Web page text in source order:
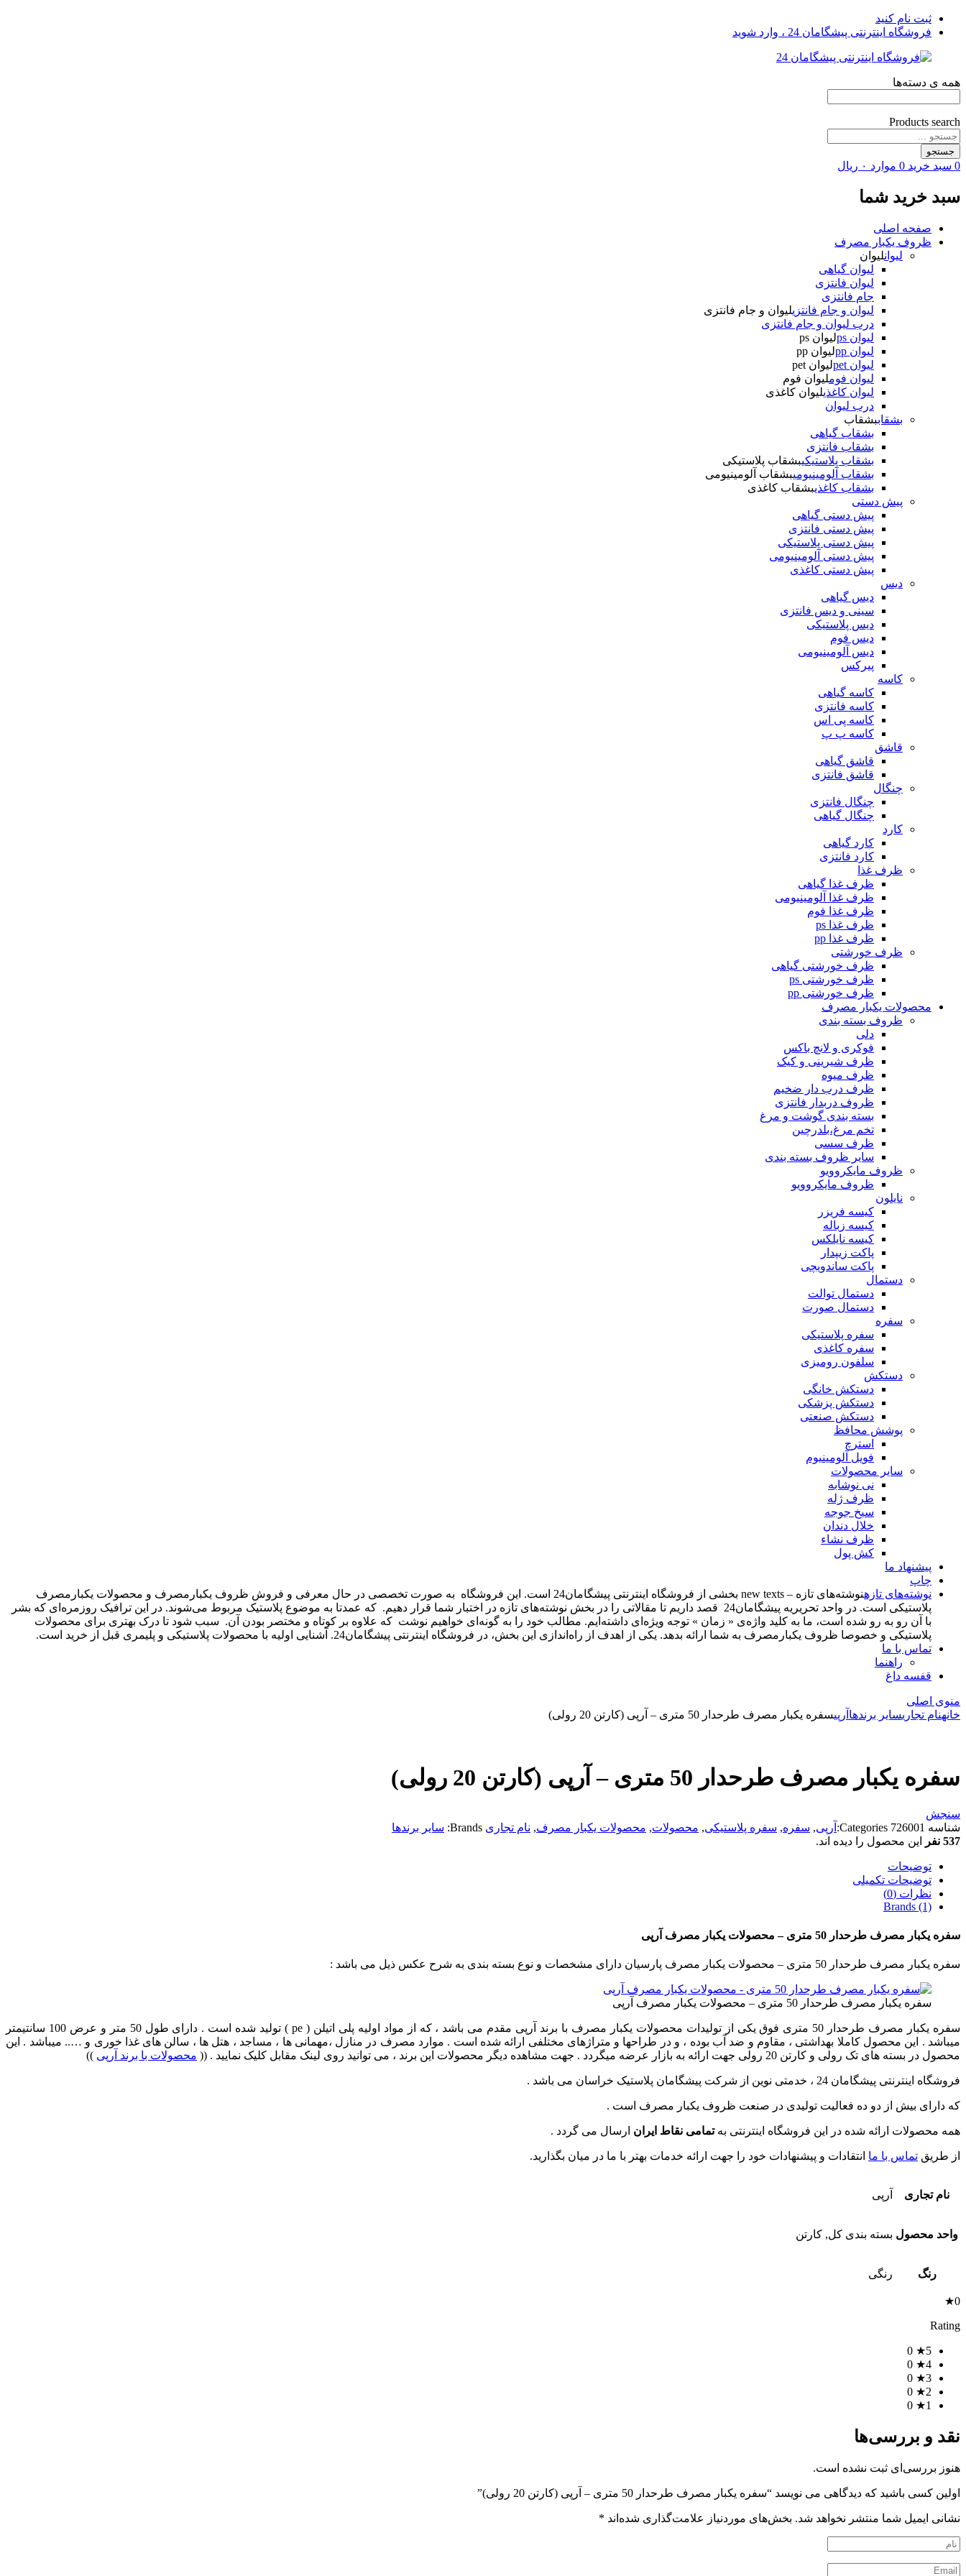
ثبت نام کنید
فروشگاه اینترنتی پیشگامان 24 ، وارد شوید
همه ی دسته‌ها
Products search
جستجو
0 سبد خرید 0 موارد ۰ ریال
سبد خرید شما
صفحه اصلی
ظروف یکبار مصرف
لیوانلیوان
لیوان گیاهی
لیوان فانتزی
جام فانتزی
لیوان و جام فانتزیلیوان و جام فانتزی
درب لیوان و جام فانتزی
لیوان ps
لیوان ps
لیوان pp
لیوان pp
لیوان pet
لیوان pet
لیوان فوملیوان فوم
لیوان کاغذیلیوان کاغذی
درب لیوان
بشقاببشقاب
بشقاب گیاهی
بشقاب فانتزی
بشقاب پلاستیکیبشقاب پلاستیکی
بشقاب آلومینیومیبشقاب آلومینیومی
بشقاب کاغذیبشقاب کاغذی
پیش دستی
پیش دستی گیاهی
پیش دستی فانتزی
پیش دستی پلاستیکی
پیش دستی آلومینیومی
پیش دستی کاغذی
دیس
دیس گیاهی
سینی و دیس فانتزی
دیس پلاستیکی
دیس فوم
دیس آلومینیومی
پیرکس
کاسه
کاسه گیاهی
کاسه فانتزی
کاسه پی اس
کاسه پ پ
قاشق
قاشق گیاهی
قاشق فانتزی
چنگال
چنگال فانتزی
چنگال گیاهی
کارد
کارد گیاهی
کارد فانتزی
ظرف غذا
ظرف غذا گیاهی
ظرف غذا آلومینیومی
ظرف غذا فوم
ظرف غذا ps
ظرف غذا pp
ظرف خورشتی
ظرف خورشتی گیاهی
ظرف خورشتی ps
ظرف خورشتی pp
محصولات یکبار مصرف
ظروف بسته بندی
دلی
فوکری و لانچ باکس
ظرف شیرینی و کیک
ظرف میوه
ظرف درب دار ضخیم
ظروف دربدار فانتزی
بسته بندی گوشت و مرغ
تخم مرغ،بلدرچین
ظرف سسی
سایر ظروف بسته بندی
ظروف مایکروویو
ظروف مایکروویو
نایلون
کیسه فریزر
کیسه زباله
کیسه نایلکس
پاکت زیپدار
پاکت ساندویچی
دستمال
دستمال توالت
دستمال صورت
سفره
سفره پلاستیکی
سفره کاغذی
سلفون رومیزی
دستکش
دستکش خانگی
دستکش پزشکی
دستکش صنعتی
پوشش محافظ
استرچ
فویل آلومینیوم
سایر محصولات
نی نوشابه
ظرف ژله
سیخ جوجه
خلال دندان
ظرف نشاء
کش پول
پیشنهاد ما
چاپ
نوشته‌های تازه
نوشته‌های تازه – new texts بخشی از فروشگاه اینترنتی پیشگامان24 است. این فروشگاه به صورت تخصصی در حال معرفی و فروش ظروف یکبارمصرف و محصولات یکبارمصرف
پلاستیکی است. در واحد تحریریه پیشگامان24 قصد داریم تا مقالاتی را در بخش نوشته‌های تازه در اختبار شما قرار دهیم. که عمدتا به موضوع پلاستیک مربوط می‌شوند. در این ترافیک روزمره‌ای که بشر
با آن رو به رو شده است، ما به کلید واژه‌ی « زمان » توجه ویژه‌ای داشته‌ایم. مطالب خود را به گونه‌ای خواهیم نوشت که علاوه بر کوتاه و مختصر بودن آن. سبب شود تا درک بهتری برای محصولات
پلاستیکی و خصوصا ظروف یکبارمصرف به شما ارائه بدهد. یکی از اهدف از راه‌اندازی این بخش، در فروشگاه اینترنتی پیشگامان24. آشنایی اولیه با محصولات پلاستیکی و پلیمری قبل از خرید است.
تماس با ما
راهنما
قفسه داغ
منوی اصلی
خانهنام تجاریسایر برندها آرپیسفره یکبار مصرف طرحدار 50 متری – آرپی (کارتن 20 رولی)
سفره یکبار مصرف طرحدار 50 متری – آرپی (کارتن 20 رولی)
سنجش
شناسه 726001
Categories: آرپی, سفره, سفره پلاستیکی, محصولات, محصولات یکبار مصرف, نام تجاری Brands: سایر برندها
537 نفر
این محصول را دیده اند.
توضیحات
توضیحات تکمیلی
نظرات (0)
Brands (1)
سفره یکبار مصرف طرحدار 50 متری – محصولات یکبار مصرف آرپی
سفره یکبار مصرف طرحدار 50 متری – محصولات یکبار مصرف پارسیان دارای مشخصات و نوع بسته بندی به شرح عکس ذیل می باشد :
سفره یکبار مصرف طرحدار 50 متری – محصولات یکبار مصرف آرپی
سفره یکبار مصرف طرحدار 50 متری فوق یکی از تولیدات محصولات یکبار مصرف با برند آرپی مقدم می باشد ، که از مواد اولیه پلی اتیلن ( pe ) تولید شده است . دارای طول 50 متر و عرض 100 سانتیمتر
میباشد . این محصول کاملا بهداشتی ، مقاوم و ضد آب بوده ، و در طراحها و متراژهای مختلفی ارائه شده است . موارد مصرف در منازل ،مهمانی ها ، مساجد ، هتل ها ، سالن های غذا خوری و ….. میباشد . این
محصول در بسته های تک رولی و کارتن 20 رولی جهت ارائه به بازار عرضه میگردد . جهت مشاهده دیگر محصولات این برند ، می توانید روی لینک مقابل کلیک نمایید . ((
محصولات با برند آرپی ))
فروشگاه اینترنتی پیشگامان 24 ، خدمتی نوین از شرکت پیشگامان پلاستیک خراسان می باشد .
که دارای بیش از دو ده فعالیت تولیدی در صنعت ظروف یکبار مصرف است .
همه محصولات ارائه شده در این فروشگاه اینترنتی بهتمامی نقاط ایران ارسال می گردد .
از طریق تماس با ما انتقادات و پیشنهادات خود را جهت ارائه خدمات بهتر با ما در میان بگذارید.
نام تجاری آرپی
واحد محصول بسته بندی کل, کارتن
رنگ رنگی
0★
Rating
5★
0
4★
0
3★
0
2★
0
1★
0
نقد و بررسی‌ها
هنوز بررسی‌ای ثبت نشده است.
اولین کسی باشید که دیدگاهی می نویسد “سفره یکبار مصرف طرحدار 50 متری – آرپی (کارتن 20 رولی)”
نشانی ایمیل شما منتشر نخواهد شد. بخش‌های موردنیاز علامت‌گذاری شده‌اند *